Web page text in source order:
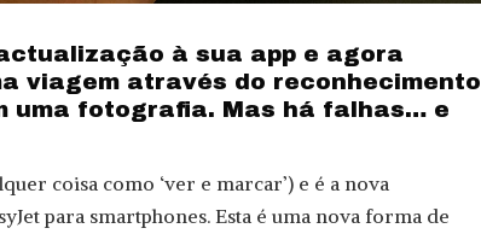
à sua app e agora
viagem através do reconhecimento
uma fotografia. Mas há falhas… e
coisa como ‘ver e marcar’) e é a nova
para smartphones. Esta é uma nova forma de